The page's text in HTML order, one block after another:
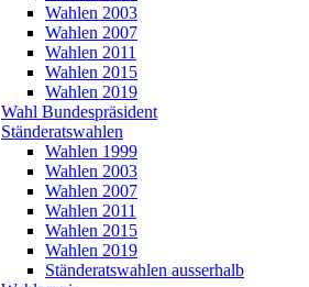
Wahlen 2003
Wahlen 2007
Wahlen 2011
Wahlen 2015
Wahlen 2019
Wahl Bundespräsident
Ständeratswahlen
Wahlen 1999
Wahlen 2003
Wahlen 2007
Wahlen 2011
Wahlen 2015
Wahlen 2019
Ständeratswahlen ausserhalb